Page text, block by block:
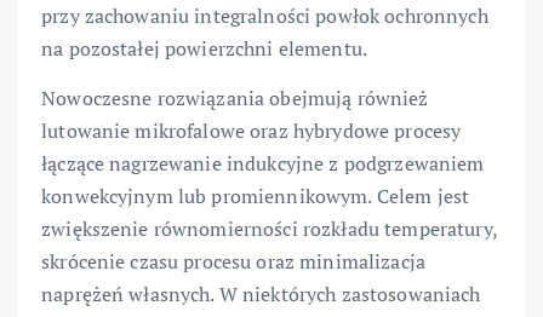
przy zachowaniu integralności powłok ochronnych
na pozostałej powierzchni elementu.
Nowoczesne rozwiązania obejmują również
lutowanie mikrofalowe oraz hybrydowe procesy
łączące nagrzewanie indukcyjne z podgrzewaniem
konwekcyjnym lub promiennikowym. Celem jest
zwiększenie równomierności rozkładu temperatury,
skrócenie czasu procesu oraz minimalizacja
naprężeń własnych. W niektórych zastosowaniach